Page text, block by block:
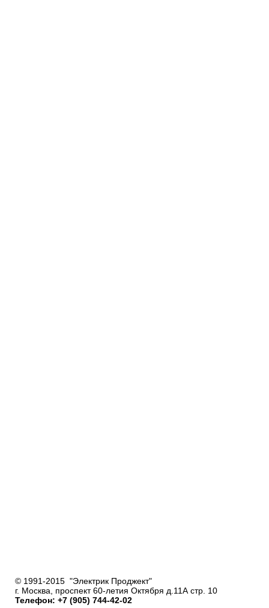
© 1991-2015 "Электрик Проджект"
г. Москва, проспект 60-летия Октября д.11А стр. 10
Телефон: +7 (905) 744-42-02